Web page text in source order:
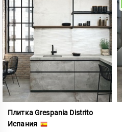
Плитка Grespania Distrito
Испания